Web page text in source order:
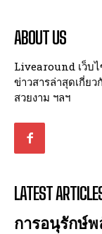
ABOUT US
Livearound เว็บไ
ข่าวสารล่าสุดเกี่ย
สวยงาม ฯลฯ
LATEST
การอนุรักษ์พ